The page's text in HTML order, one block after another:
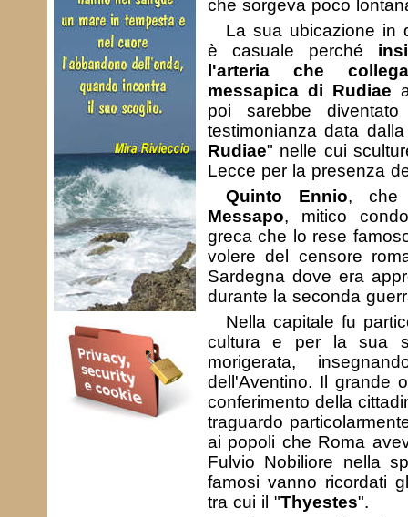
che sorgeva poco
La sua ubicazione in
è casuale perché
l'arteria che
messapica di Rudiae
poi sarebbe
testimonianza data
Rudiae" nelle cui
Lecce per la presenza
Quinto Ennio, che
Messapo, mitico
greca che lo rese
volere del censore
Sardegna dove era
durante la seconda
Nella capitale fu
cultura e per la sua
morigerata,
dell'Aventino. Il grande
conferimento della
traguardo
ai popoli che Roma
Fulvio Nobiliore nella
famosi vanno ricordati
tra cui il "Thyestes".